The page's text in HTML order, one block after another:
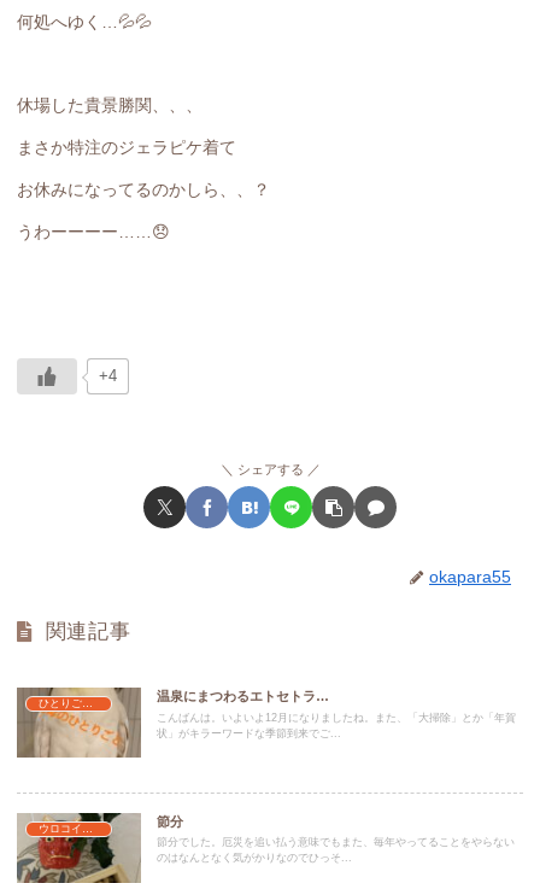
何処へゆく…💦💦
休場した貴景勝関、、、
まさか特注のジェラピケ着て
お休みになってるのかしら、、？
うわーーーー……😞
+4
シェアする
okapara55
関連記事
ひとりごと…みたいな
温泉にまつわるエトセトラ…
こんばんは。いよいよ12月になりましたね。また、「大掃除」とか「年賀
状」がキラーワードな季節到来でご...
節分
節分でした。厄災を追い払う意味でもまた、毎年やってることをやらない
のはなんとなく気がかりなのでひっそ...